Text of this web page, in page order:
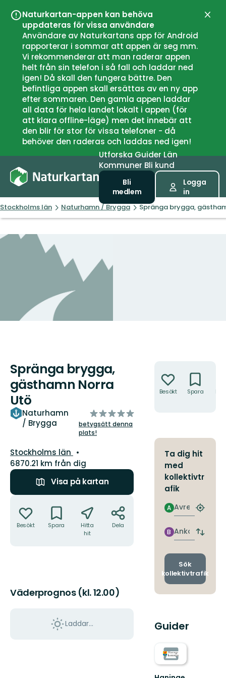
Naturkartan-appen kan behöva
uppdateras för vissa användare
Användare av Naturkartans app för Android
rapporterar i sommar att appen är seg mm.
Vi rekommenderar att man raderar appen
helt från sin telefon i så fall och laddar ned
igen! Då skall den fungera bättre. Den
befintliga appen skall ersättas av en ny app
efter sommaren. Den gamla appen laddar
all data för hela landet lokalt i appen (för
att klara offline-läge) men det innebär att
den blir för stor för vissa telefoner - då
behöver den raderas och laddas ned igen!
UtforskaGuiderLän
Kommuner Bli kund
Bli
medlem
Logga
in
Stockholms län Naturhamn / Brygga Spränga brygga,
Spränga brygga,
gästhamn Norra
Utö
Naturhamn
/ Brygga
av
5
stjärnor
betygsätt denna
plats!
Län:
Stockholms län
6870.21 km från dig
Visa på kartan
Besökt Spara
Hitta
hit
Dela
Väderprognos (kl. 12.00)
Laddar...
Besökt Spara
Ta dig hit
med
kollektivtr
afik
Avresa
A
Hitta
Ankomst
B
Byt
och
Sök
kollektivtrafik
Guider